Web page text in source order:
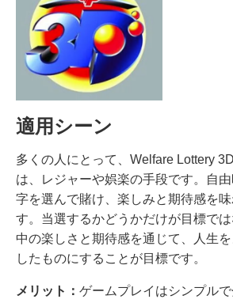
適用シーン
多くの人にとって、Welfare Lottery
は、レジャーや娯楽の手段です。自
字を選んで賭け、楽しみと期待感を
す。当選するかどうかだけが目標で
中の楽しさと期待感を通じて、人生
したものにすることが目標です。
メリット： ゲームプレイはシンプル